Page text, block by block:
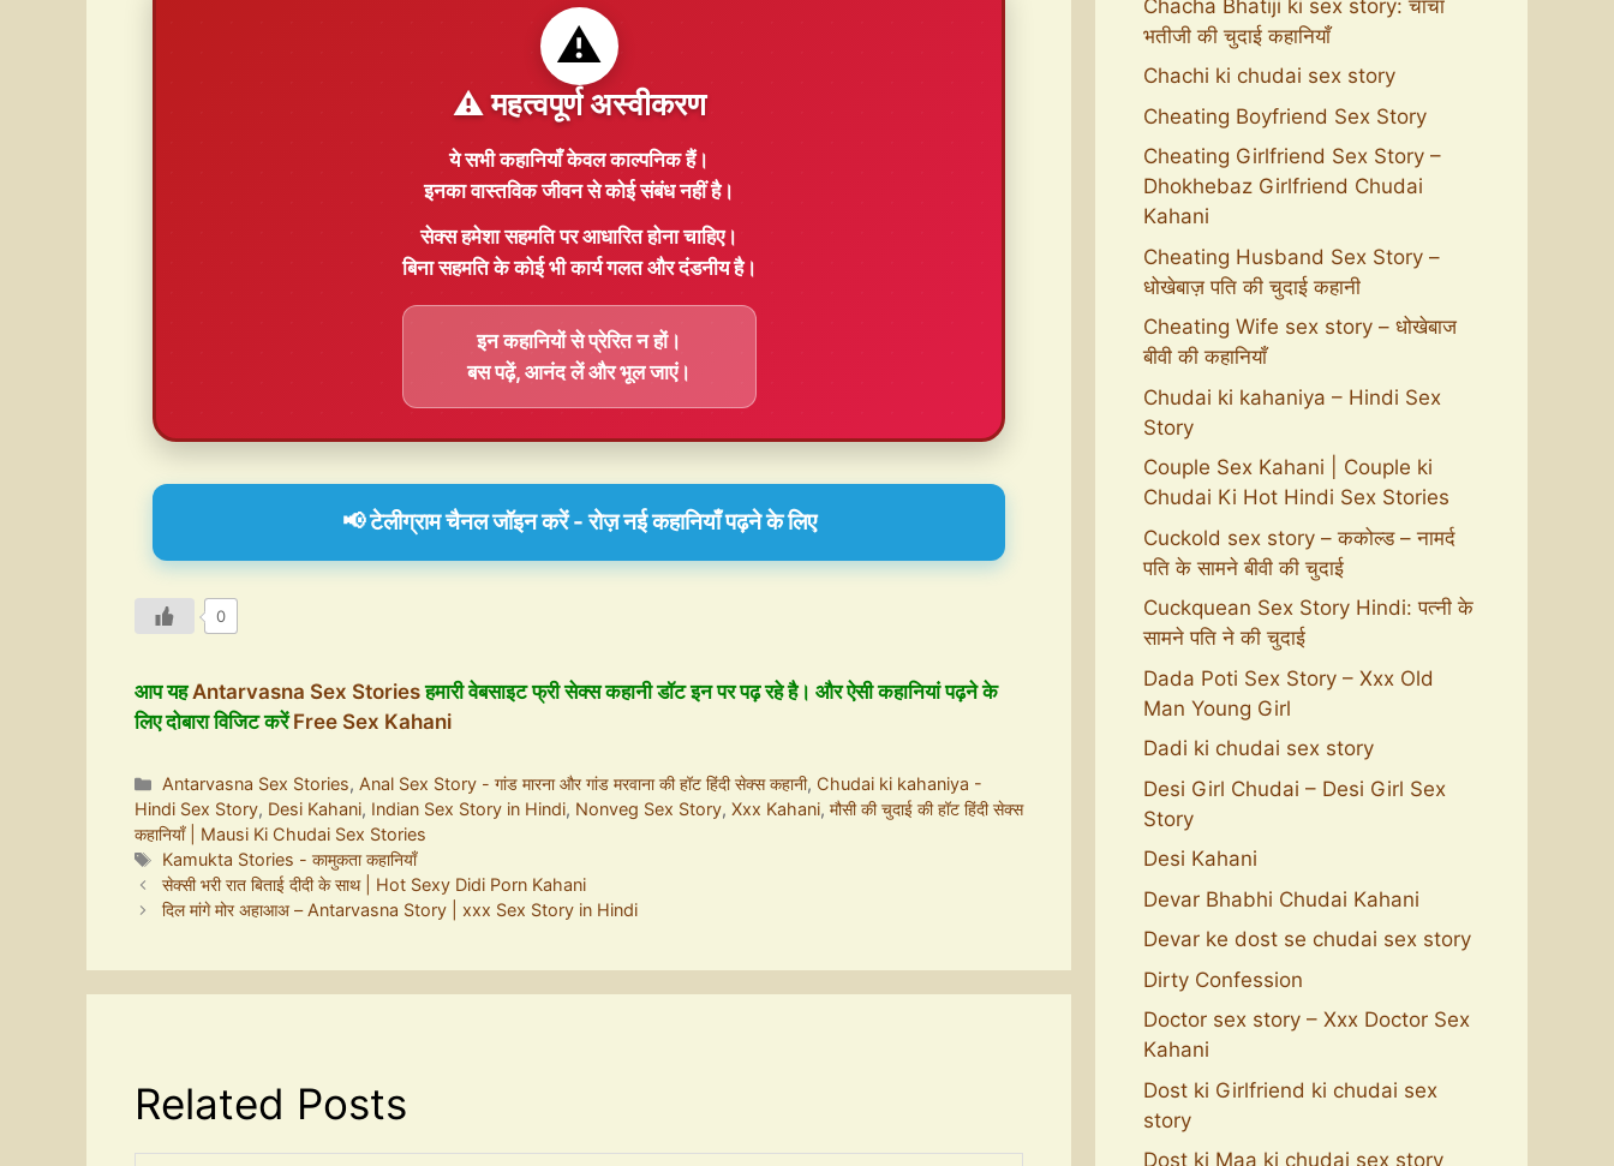
⚠️
⚠️ महत्वपूर्ण अस्वीकरण
ये सभी कहानियाँकेवल काल्पनिकहैं।
इनका वास्तविक जीवन से कोई संबंध नहीं है।
सेक्स हमेशासहमतिपर आधारित होना चाहिए।
बिना सहमति के कोई भी कार्य गलत और दंडनीय है।
इन कहानियों से प्रेरित न हों।
बस पढ़ें, आनंद लें और भूल जाएं।
📢 टेलीग्राम चैनल जॉइन करें - रोज़ नई कहानियाँ पढ़ने के लिए
0
आप यहAntarvasna Sex Storiesहमारी वेबसाइट फ्री सेक्स कहानी डॉट इन पर पढ़ रहे है। और ऐसी कहानियां पढ़ने के
लिए दोबारा विजिट करेंFree Sex Kahani
Antarvasna Sex Stories,Anal Sex Story - गांड मारना और गांड मरवाना की हॉट हिंदी सेक्स कहानी, Chudai ki kahaniya -
Hindi Sex Story, Desi Kahani, Indian Sex Story in Hindi, Nonveg Sex Story, Xxx Kahani, मौसी की चुदाई की हॉट हिंदी सेक्स
कहानियाँ | Mausi Ki Chudai Sex Stories
Kamukta Stories - कामुकता कहानियाँ
सेक्सी भरी रात बिताई दीदी के साथ | Hot Sexy Didi Porn Kahani
दिल मांगे मोर अहाआअ – Antarvasna Story | xxx Sex Story in Hindi
Related Posts
Chacha Bhatiji ki sex story: चाचा
भतीजी की चुदाई कहानियाँ
Chachi ki chudai sex story
Cheating Boyfriend Sex Story
Cheating Girlfriend Sex Story –
Dhokhebaz Girlfriend Chudai
Kahani
Cheating Husband Sex Story –
धोखेबाज़ पति की चुदाई कहानी
Cheating Wife sex story – धोखेबाज
बीवी की कहानियाँ
Chudai ki kahaniya – Hindi Sex
Story
Couple Sex Kahani | Couple ki
Chudai Ki Hot Hindi Sex Stories
Cuckold sex story – ककोल्ड – नामर्द
पति के सामने बीवी की चुदाई
Cuckquean Sex Story Hindi: पत्नी के
सामने पति ने की चुदाई
Dada Poti Sex Story – Xxx Old
Man Young Girl
Dadi ki chudai sex story
Desi Girl Chudai – Desi Girl Sex
Story
Desi Kahani
Devar Bhabhi Chudai Kahani
Devar ke dost se chudai sex story
Dirty Confession
Doctor sex story – Xxx Doctor Sex
Kahani
Dost ki Girlfriend ki chudai sex
story
Dost ki Maa ki chudai sex story